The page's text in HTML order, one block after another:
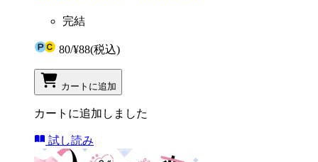
完結
80/¥88(税込)
カートに追加
カートに追加しました
試し読み